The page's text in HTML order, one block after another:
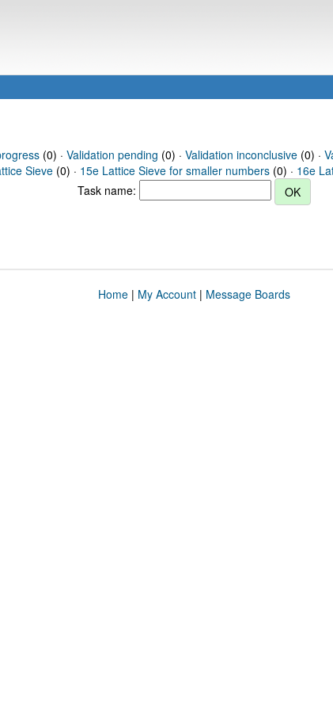
(0) · Validation pending (0) · Validation inconclusive(0) ·
Sieve (0) · 15e Lattice Sieve for smaller numbers (0) · 16e
Task name:
Home| My Account| Message Boards